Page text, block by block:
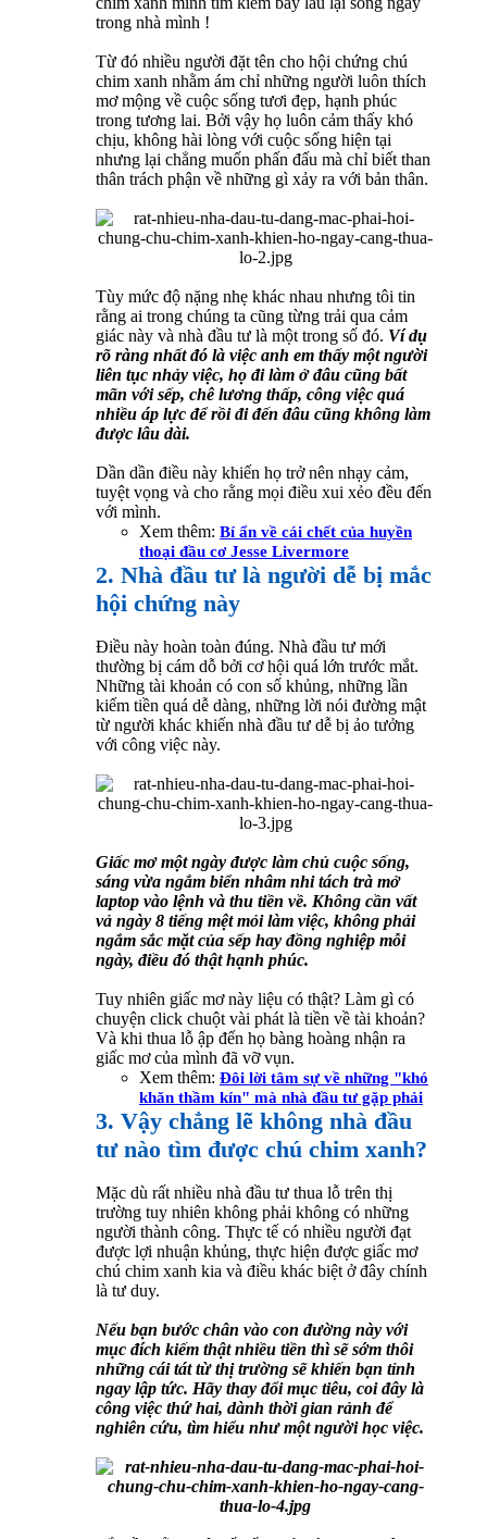
trong nhà mình !
Từ đó nhiều người đặt tên cho hội chứng chú
chim xanh nhằm ám chỉ những người luôn thích
mơ mộng về cuộc sống tươi đẹp, hạnh phúc
trong tương lai. Bởi vậy họ luôn cảm thấy khó
chịu, không hài lòng với cuộc sống hiện tại
nhưng lại chẳng muốn phấn đấu mà chỉ biết than
thân trách phận về những gì xảy ra với bản thân.
Tùy mức độ nặng nhẹ khác nhau nhưng tôi tin
rằng ai trong chúng ta cũng từng trải qua cảm
giác này và nhà đầu tư là một trong số đó. Ví dụ
rõ ràng nhất đó là việc anh em thấy một người
liên tục nhảy việc, họ đi làm ở đâu cũng bất
mãn với sếp, chê lương thấp, công việc quá
nhiều áp lực để rồi đi đến đâu cũng không làm
được lâu dài.
Dần dần điều này khiến họ trở nên nhạy cảm,
tuyệt vọng và cho rằng mọi điều xui xẻo đều đến
với mình.
Xem thêm: Bí ẩn về cái chết của huyền
thoại đầu cơ Jesse Livermore
2. Nhà đầu tư là người dễ bị mắc
hội chứng này
Điều này hoàn toàn đúng. Nhà đầu tư mới
thường bị cám dỗ bởi cơ hội quá lớn trước mắt.
Những tài khoản có con số khủng, những lần
kiếm tiền quá dễ dàng, những lời nói đường mật
từ người khác khiến nhà đầu tư dễ bị ảo tưởng
với công việc này.
Giấc mơ một ngày được làm chủ cuộc sống,
sáng vừa ngắm biển nhâm nhi tách trà mở
laptop vào lệnh và thu tiền về. Không cần vất
vả ngày 8 tiếng mệt mỏi làm việc, không phải
ngắm sắc mặt của sếp hay đồng nghiệp mỗi
ngày, điều đó thật hạnh phúc.
Tuy nhiên giấc mơ này liệu có thật? Làm gì có
chuyện click chuột vài phát là tiền về tài khoản?
Và khi thua lỗ ập đến họ bàng hoàng nhận ra
giấc mơ của mình đã vỡ vụn.
Xem thêm: Đôi lời tâm sự về những "khó
khăn thầm kín" mà nhà đầu tư gặp phải
3. Vậy chẳng lẽ không nhà đầu
tư nào tìm được chú chim xanh?
Mặc dù rất nhiều nhà đầu tư thua lỗ trên thị
trường tuy nhiên không phải không có những
người thành công. Thực tế có nhiều người đạt
được lợi nhuận khủng, thực hiện được giấc mơ
chú chim xanh kia và điều khác biệt ở đây chính
là tư duy.
Nếu bạn bước chân vào con đường này với
mục đích kiếm thật nhiều tiền thì sẽ sớm thôi
những cái tát từ thị trường sẽ khiến bạn tỉnh
ngay lập tức. Hãy thay đổi mục tiêu, coi đây là
công việc thứ hai, dành thời gian rảnh để
nghiên cứu, tìm hiểu như một người học việc.